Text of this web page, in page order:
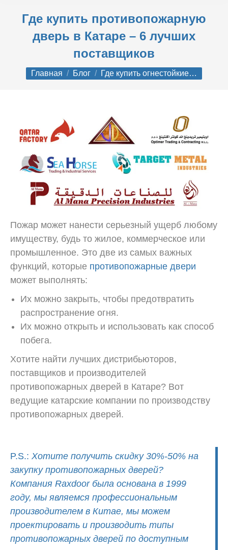
Где купить противопожарную
дверь в Катаре – 6 лучших
поставщиков
Вы здесь:
Главная Блог Где купить огнестойкие…
Пожар может нанести серьезный ущерб любому
имуществу, будь то жилое, коммерческое или
промышленное. Это две из самых важных
функций, которые противопожарные двери
может выполнять:
Их можно закрыть, чтобы предотвратить
распространение огня.
Их можно открыть и использовать как способ
побега.
Хотите найти лучших дистрибьюторов,
поставщиков и производителей
противопожарных дверей в Катаре? Вот
ведущие катарские компании по производству
противопожарных дверей.
P.S.: Хотите получить скидку 30%-50% на
закупку противопожарных дверей?
Компания Raxdoor была основана в 1999
году, мы являемся профессиональным
производителем в Китае, мы можем
проектировать и производить типы
противопожарных дверей по доступным